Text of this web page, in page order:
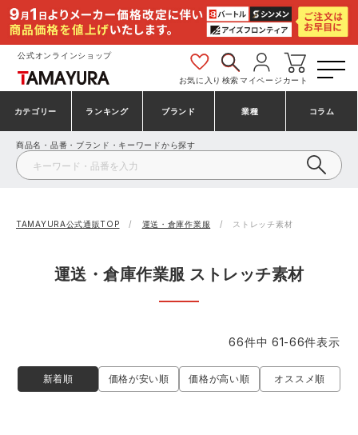
公式オンラインショップ
お気に入り 検索マイページ カート
カテゴリー
安全靴・作業靴
作業着・作業服
ランキング
安全靴ランキング
安全靴スニーカーランキング
シューズランキング
ブランド
アシックス
プーマ コンバース（CONVERSE）
バートル
業種
建設・建築作業服
製造・工場作業服
鉄鋼・機械作業服
コラム
商品名・品番・ブランド・キーワードから探す
TAMAYURA公式通販TOP 運送・倉庫作業服 ストレッチ素材
運送・倉庫作業服 ストレッチ素材
新着順 価格が安い順 価格が高い順 オススメ順
66件中 61-66件表示